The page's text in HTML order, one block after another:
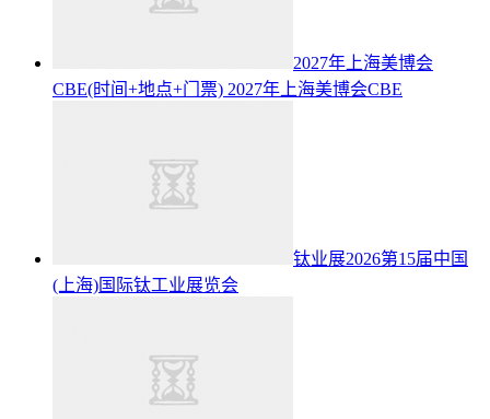
2027年上海美博会
CBE(时间+地点+门票) 2027年上海美博会CBE
钛业展2026第15届中国
(上海)国际钛工业展览会